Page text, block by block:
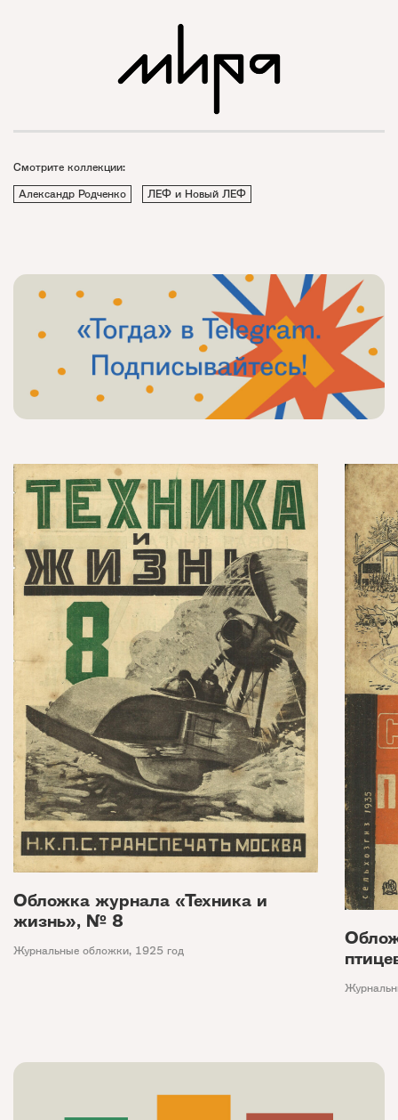
Смотрите коллекции:
Александр Родченко
ЛЕФ и Новый ЛЕФ
Обложка журнала «Техника и
жизнь», № 8
Журнальные обложки, 1925 год